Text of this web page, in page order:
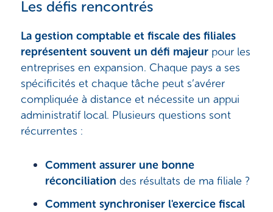
Les défis rencontrés
La gestion comptable et fiscale des filiales
représentent souvent un défi majeurpour les
entreprises en expansion. Chaque pays a ses
spécificités et chaque tâche peut s’avérer
compliquée à distance et nécessite un appui
administratif local. Plusieurs questions sont
récurrentes :
Comment assurer une bonne
réconciliation des résultats de ma filiale ?
Comment synchroniser l'exercice fiscal